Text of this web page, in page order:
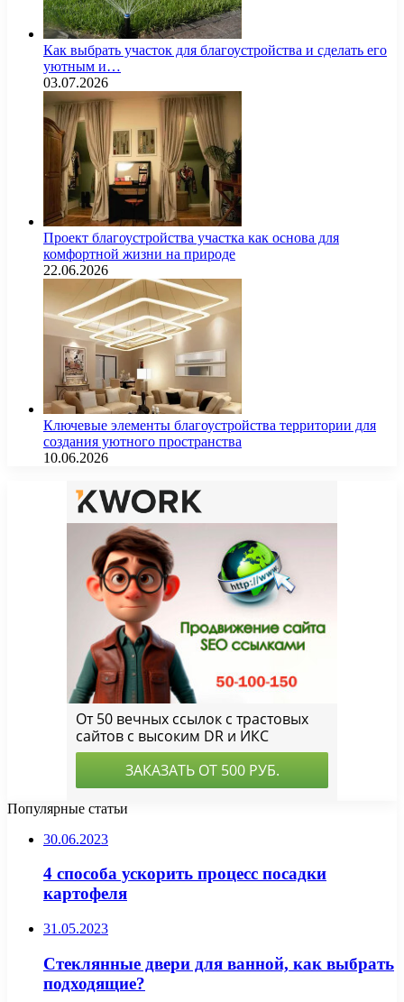
Как выбрать участок для благоустройства и сделать его
уютным и…
03.07.2026
Проект благоустройства участка как основа для
комфортной жизни на природе
22.06.2026
Ключевые элементы благоустройства территории для
создания уютного пространства
10.06.2026
Популярные статьи
30.06.2023
4 способа ускорить процесс посадки
картофеля
31.05.2023
Стеклянные двери для ванной, как выбрать
подходящие?